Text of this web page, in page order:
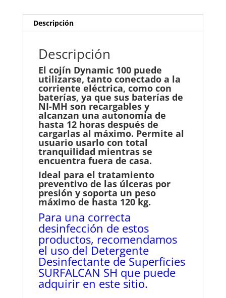
cantidad
Descripción
Descripción
El cojín Dynamic 100 puede
utilizarse, tanto conectado a la
corriente eléctrica, como con
baterías, ya que sus baterías de
NI-MH son recargables y
alcanzan una autonomía de
hasta 12 horas después de
cargarlas al máximo. Permite al
usuario usarlo con total
tranquilidad mientras se
encuentra fuera de casa.
Ideal para el tratamiento
preventivo de las úlceras por
presión y soporta un peso
máximo de hasta 120 kg.
Para una correcta
desinfección de estos
productos, recomendamos
el uso del Detergente
Desinfectante de Superficies
SURFALCAN SH que puede
adquirir en este sitio.